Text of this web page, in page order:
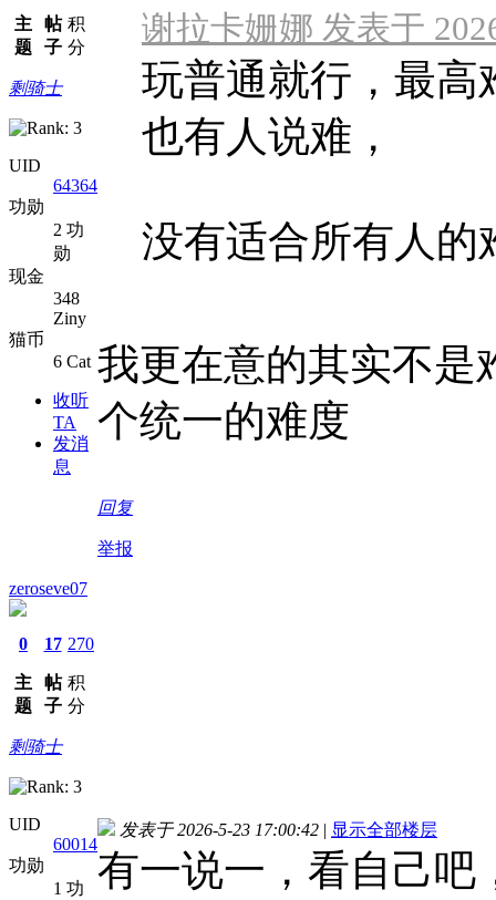
主
题
帖
子
积
分
剩骑士
UID
64364
功勋
2 功
勋
现金
348
Ziny
猫币
6 Cat
收听
TA
发消
息
谢拉卡姗娜 发表于
玩普通就行，最高
也有人说难，
没有适合所有人的
我更在意的其实不是
个统一的难度
回复
举报
zeroseve07
0
主
题
17
帖
子
270
积
分
剩骑士
UID
60014
功勋
1 功
发表于 2026-5-23 17:00:42 | 显示全部楼层
有一说一，看自己吧